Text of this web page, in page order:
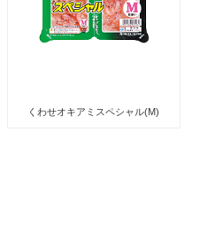
くわせオキアミスペシャル(M)